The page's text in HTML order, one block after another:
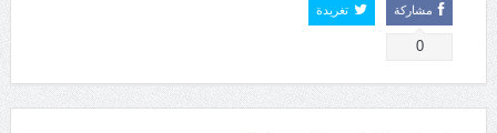
مشاركة
0
تغريدة